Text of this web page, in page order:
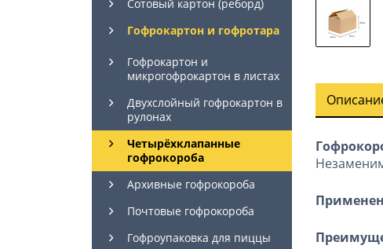
Сотовый картон (реборд)
Гофрокартон и гофротара
Гофрокартон и
микрогофрокартон в листах
Двухслойный гофрокартон в
рулонах
Четырёхклапанные
гофрокороба
Архивные гофрокороба
Почтовые гофрокороба
Гофроупаковка для пиццы